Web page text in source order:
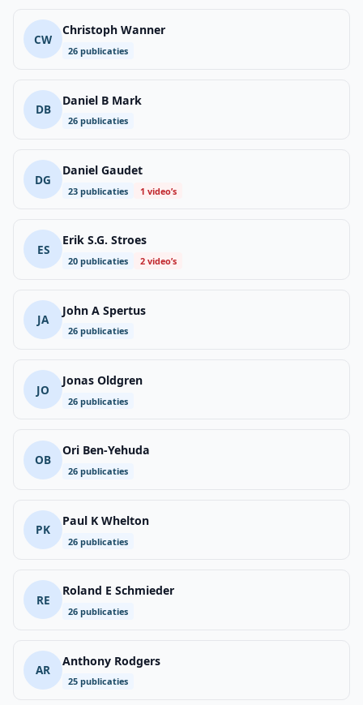
CW
Christoph Wanner
26 publicaties
DB
Daniel B Mark
26 publicaties
DG
Daniel Gaudet
23 publicaties 1 video’s
ES
Erik S.G. Stroes
20 publicaties 2 video’s
JA
John A Spertus
26 publicaties
JO
Jonas Oldgren
26 publicaties
OB
Ori Ben-Yehuda
26 publicaties
PK
Paul K Whelton
26 publicaties
RE
Roland E Schmieder
26 publicaties
AR
Anthony Rodgers
25 publicaties